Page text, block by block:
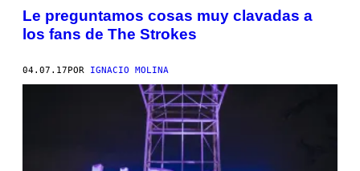
Le preguntamos cosas muy clavadas a
los fans de The Strokes
04.07.17POR IGNACIO MOLINA